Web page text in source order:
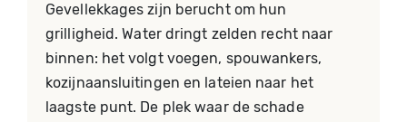
Gevellekkages zijn berucht om hun
grilligheid. Water dringt zelden recht naar
binnen: het volgt voegen, spouwankers,
kozijnaansluitingen en lateien naar het
laagste punt. De plek waar de schade